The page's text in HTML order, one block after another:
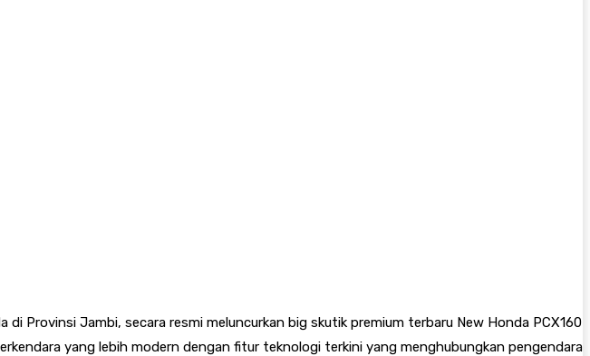
Provinsi Jambi, secara resmi meluncurkan big skutik premium terbaru New Honda PCX160
yang lebih modern dengan fitur teknologi terkini yang menghubungkan pengendara